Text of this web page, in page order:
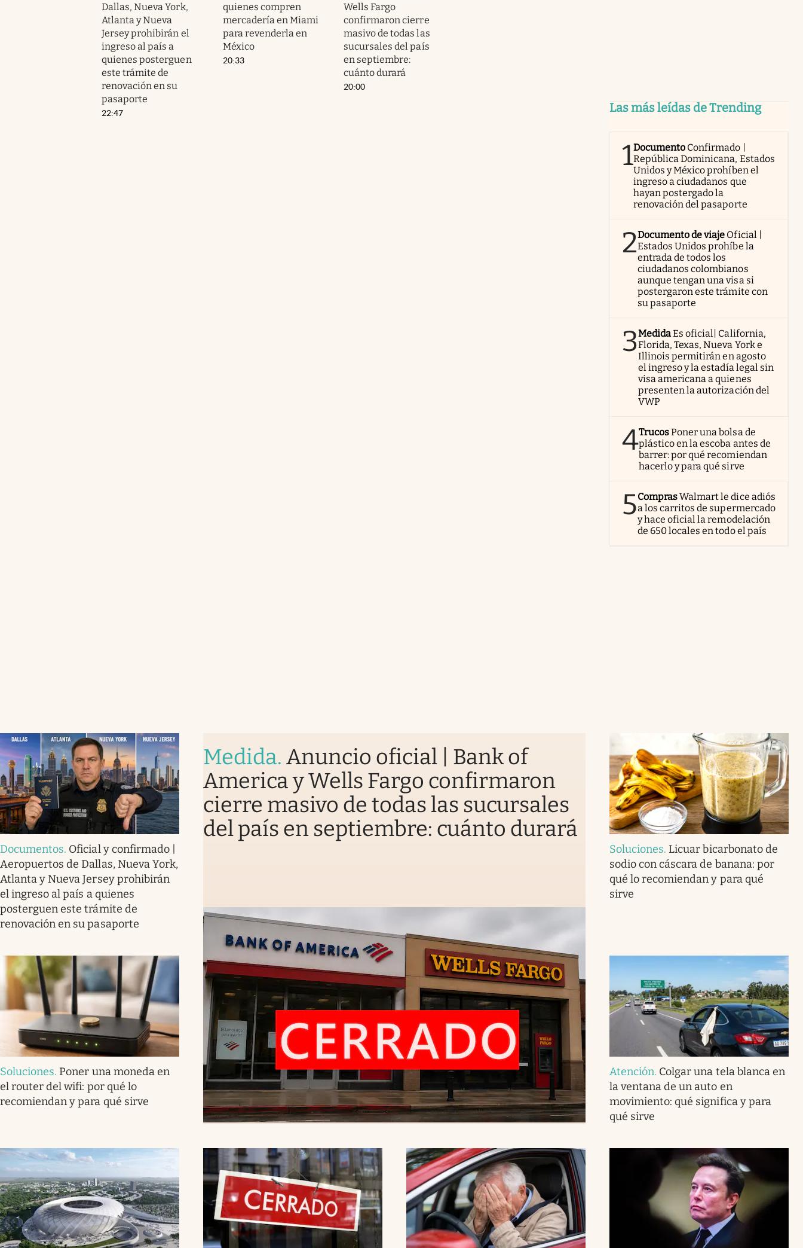
Dallas, Nueva York,
Atlanta y Nueva
Jersey prohibirán el
ingreso al país a
quienes posterguen
este trámite de
renovación en su
pasaporte
22:47
quienes compren
mercadería en Miami
para revenderla en
México
20:33
Wells Fargo
confirmaron cierre
masivo de todas las
sucursales del país
en septiembre:
cuánto durará
20:00
Las más leídas de Trending
1Documento Confirmado |
República Dominicana, Estados
Unidos y México prohíben el
ingreso a ciudadanos que
hayan postergado la
renovación del pasaporte
2Documento de viaje Oficial |
Estados Unidos prohíbe la
entrada de todos los
ciudadanos colombianos
aunque tengan una visa si
postergaron este trámite con
su pasaporte
3MedidaEs oficial| California,
Florida, Texas, Nueva York e
Illinois permitirán en agosto
el ingreso y la estadía legal sin
visa americana a quienes
presenten la autorización del
VWP
4TrucosPoner una bolsa de
plástico en la escoba antes de
barrer: por qué recomiendan
hacerlo y para qué sirve
5ComprasWalmart le dice adiós
a los carritos de supermercado
y hace oficial la remodelación
de 650 locales en todo el país
Documentos. Oficial y confirmado |
Aeropuertos de Dallas, Nueva York,
Atlanta y Nueva Jersey prohibirán
el ingreso al país a quienes
posterguen este trámite de
renovación en su pasaporte
Medida. Anuncio oficial | Bank of
America y Wells Fargo confirmaron
cierre masivo de todas las sucursales
del país en septiembre: cuánto durará
Soluciones. Licuar bicarbonato de
sodio con cáscara de banana: por
qué lo recomiendan y para qué
sirve
Soluciones. Poner una moneda en
el router del wifi: por qué lo
recomiendan y para qué sirve
Atención. Colgar una tela blanca en
la ventana de un auto en
movimiento: qué significa y para
qué sirve